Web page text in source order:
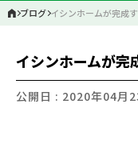
ブログ イシンホームが完成
イシンホームが完
公開日 : 2020年04月